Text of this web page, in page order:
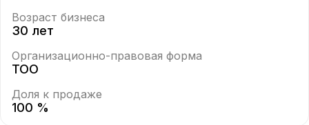
Возраст бизнеса
30 лет
Организационно-правовая форма
ТОО
Доля к продаже
100 %